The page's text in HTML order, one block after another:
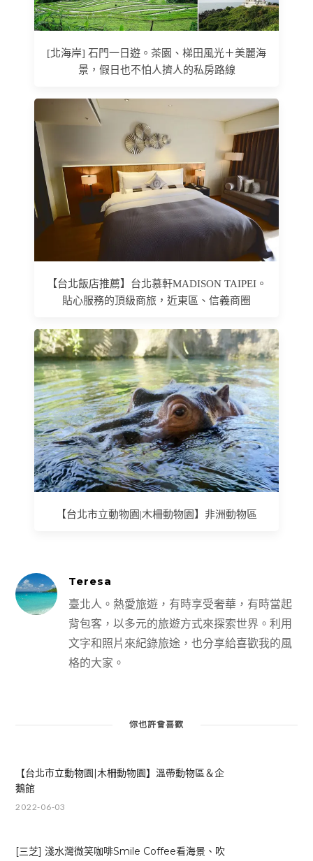
[北海岸] 石門一日遊。茶園、梯田風光＋美麗海
景，假日也不怕人擠人的私房路線
【台北飯店推薦】台北慕軒MADISON TAIPEI。
貼心服務的頂級商旅，近東區、信義商圈
【台北市立動物園|木柵動物園】非洲動物區
Teresa
臺北人。熱愛旅遊，有時享受奢華，有時當起
背包客，以多元的旅遊方式來探索世界。利用
文字和照片來紀錄旅途，也分享給喜歡我的風
格的大家。
你也許會喜歡
【台北市立動物園|木柵動物園】溫帶動物區＆企
鵝館
2022-06-03
[三芝] 淺水灣微笑咖啡Smile Coffee看海景、吹